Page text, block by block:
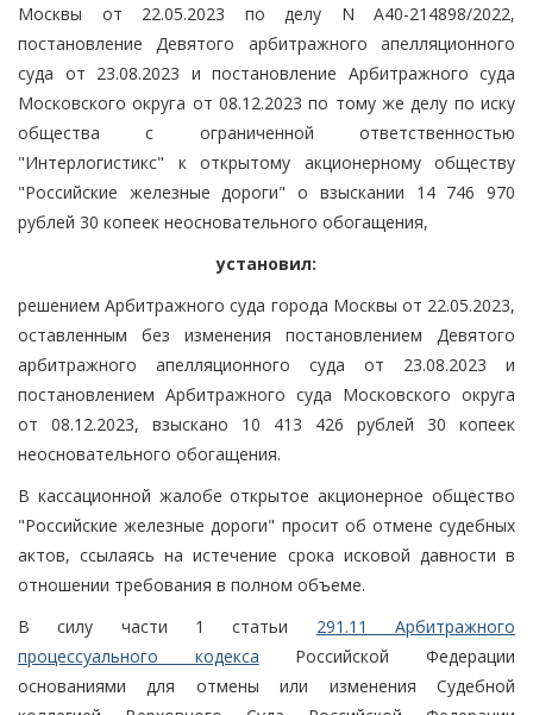
Москвы от 22.05.2023 по делу N А40-214898/2022,
постановление Девятого арбитражного апелляционного
суда от 23.08.2023 и постановление Арбитражного суда
Московского округа от 08.12.2023 по тому же делу по иску
общества с ограниченной ответственностью
"Интерлогистикс" к открытому акционерному обществу
"Российские железные дороги" о взыскании 14 746 970
рублей 30 копеек неосновательного обогащения,
установил:
решением Арбитражного суда города Москвы от 22.05.2023,
оставленным без изменения постановлением Девятого
арбитражного апелляционного суда от 23.08.2023 и
постановлением Арбитражного суда Московского округа
от 08.12.2023, взыскано 10 413 426 рублей 30 копеек
неосновательного обогащения.
В кассационной жалобе открытое акционерное общество
"Российские железные дороги" просит об отмене судебных
актов, ссылаясь на истечение срока исковой давности в
отношении требования в полном объеме.
В силу части 1 статьи 291.11 Арбитражного
процессуального кодекса Российской Федерации
основаниями для отмены или изменения Судебной